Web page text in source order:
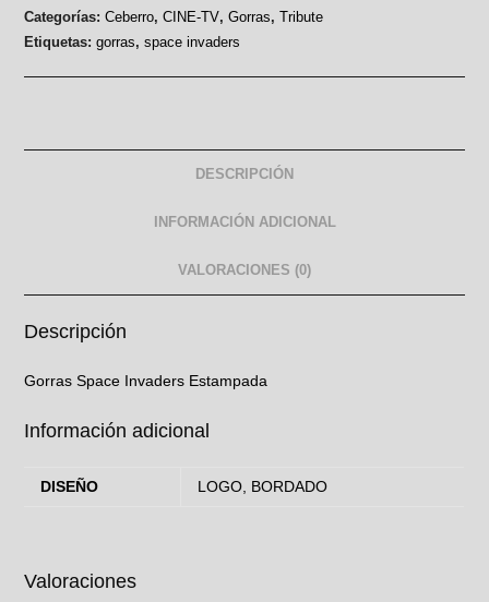
Categorías:Ceberro,CINE-TV,Gorras,Tribute
Etiquetas:gorras,space invaders
DESCRIPCIÓN
INFORMACIÓN ADICIONAL
VALORACIONES (0)
Descripción
Gorras Space Invaders Estampada
Información adicional
DISEÑO LOGO, BORDADO
Valoraciones